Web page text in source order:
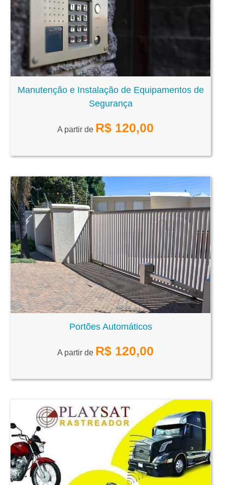
Manutenção e Instalação de Equipamentos de
Segurança
A partir de R$ 120,00
Portões Automáticos
A partir de R$ 120,00